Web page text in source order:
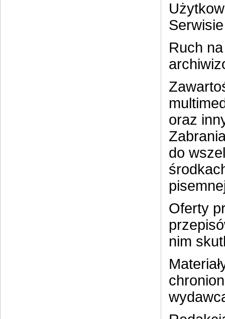
Ruch
oraz
do
Oferty
nim